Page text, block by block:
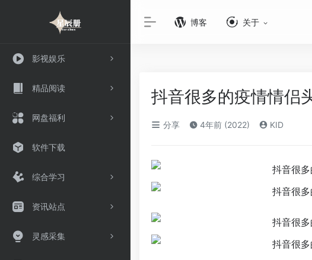
影视娱乐
精品阅读
网盘福利
软件下载
综合学习
资讯站点
灵感采集
博客 关于
抖音很多的疫情情侣
分享 4年前 (2022) KID